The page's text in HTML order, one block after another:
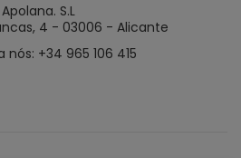
Apolana. S.L
4 - 03006 - Alicante
nós: +34 965 106 415